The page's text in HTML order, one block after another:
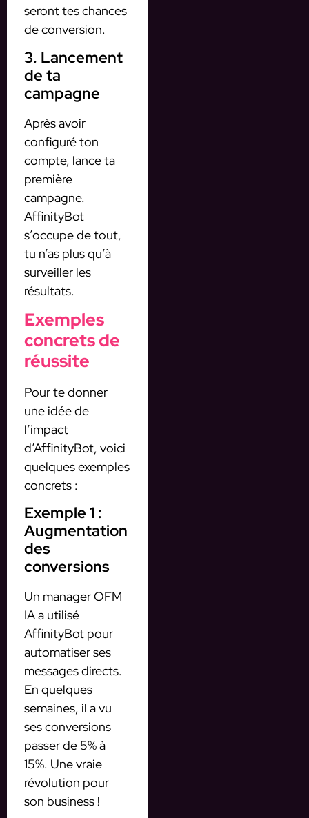
seront tes chances
de conversion.
3. Lancement
de ta
campagne
Après avoir
configuré ton
compte, lance ta
première
campagne.
AffinityBot
s’occupe de tout,
tu n’as plus qu’à
surveiller les
résultats.
Exemples
concrets de
réussite
Pour te donner
une idée de
l’impact
d’AffinityBot, voici
quelques exemples
concrets :
Exemple 1 :
Augmentation
des
conversions
Un manager OFM
IA a utilisé
AffinityBot pour
automatiser ses
messages directs.
En quelques
semaines, il a vu
ses conversions
passer de 5% à
15%. Une vraie
révolution pour
son business !